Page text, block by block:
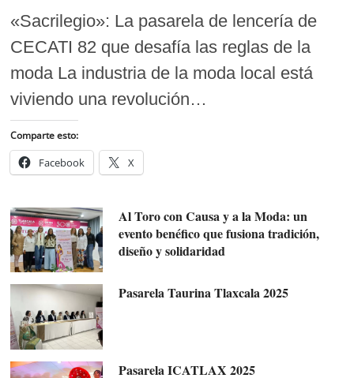
«Sacrilegio»: La pasarela de lencería de
CECATI 82 que desafía las reglas de la
moda La industria de la moda local está
viviendo una revolución…
Comparte esto:
Facebook X
Al Toro con Causa y a la Moda: un
evento benéfico que fusiona tradición,
diseño y solidaridad
Pasarela Taurina Tlaxcala 2025
Pasarela ICATLAX 2025